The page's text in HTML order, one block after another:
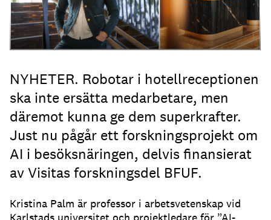
NYHETER. Robotar i hotellreceptionen
ska inte ersätta medarbetare, men
däremot kunna ge dem superkrafter.
Just nu pågår ett forskningsprojekt om
AI i besöksnäringen, delvis finansierat
av Visitas forskningsdel BFUF.
Kristina Palm är professor i arbetsvetenskap vid